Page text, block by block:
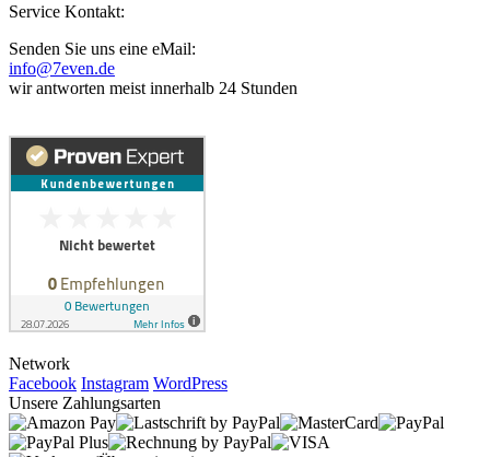
Service Kontakt:
Senden Sie uns eine eMail:
info@7even.de
wir antworten meist innerhalb 24 Stunden
Network
Facebook Instagram WordPress
Unsere Zahlungsarten